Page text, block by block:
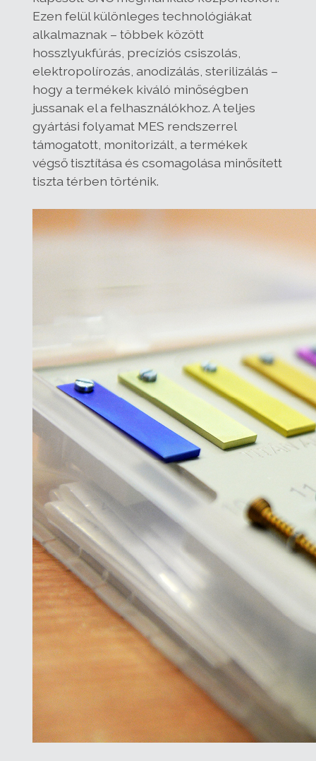
Ezen felül különleges technológiákat
alkalmaznak – többek között
hosszlyukfúrás, precíziós csiszolás,
elektropolírozás, anodizálás, sterilizálás –
hogy a termékek kiváló minőségben
jussanak el a felhasználókhoz. A teljes
gyártási folyamat MES rendszerrel
támogatott, monitorizált, a termékek
végső tisztítása és csomagolása minősített
tiszta térben történik.